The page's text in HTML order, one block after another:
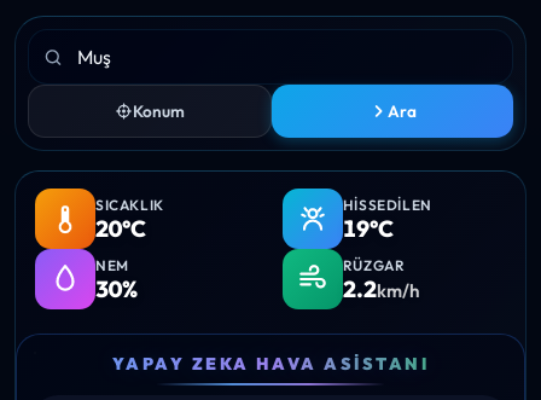
Konum Ara
SICAKLIK
20°C
HISSEDILEN
19°C
NEM
30%
RÜZGAR
2.2km/h
YAPAY ZEKA HAVA ASISTANI